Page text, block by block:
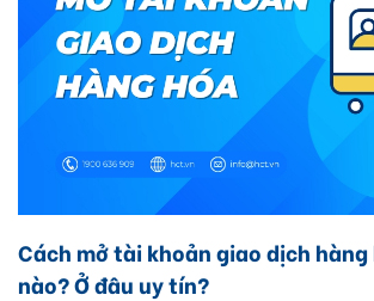
Cách mở tài khoản giao dịch
nào? Ở đâu uy tín?